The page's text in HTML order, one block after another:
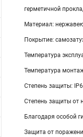
герметичной
Материал:
Покрытие:
Температура
Температура
Степень защиты:
Степень защиты от
Благодаря особой
Защита от